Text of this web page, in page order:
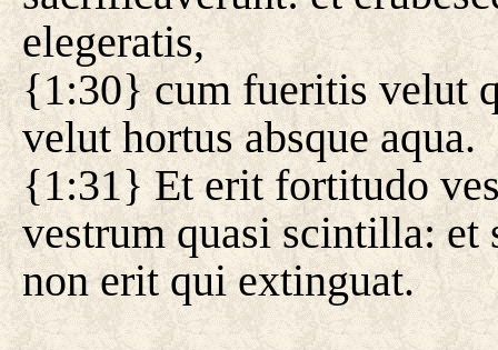
elegeratis,
{1:30} cum fueritis velut
velut hortus absque aqua.
{1:31} Et erit fortitudo
vestrum quasi scintilla: et
non erit qui extinguat.